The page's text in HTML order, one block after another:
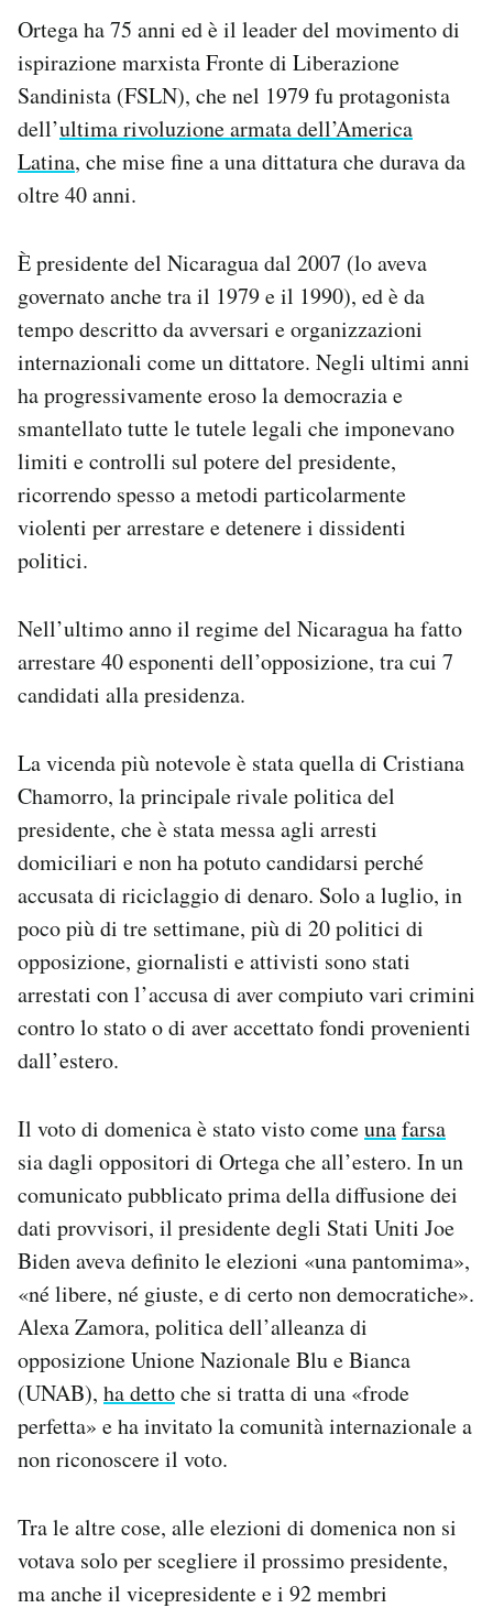
Ortega ha 75 anni ed è il leader del movimento di
ispirazione marxista Fronte di Liberazione
Sandinista (FSLN), che nel 1979 fu protagonista
dell’ultima rivoluzione armata dell’America
Latina, che mise fine a una dittatura che durava da
oltre 40 anni.
È presidente del Nicaragua dal 2007 (lo aveva
governato anche tra il 1979 e il 1990), ed è da
tempo descritto da avversari e organizzazioni
internazionali come un dittatore. Negli ultimi anni
ha progressivamente eroso la democrazia e
smantellato tutte le tutele legali che imponevano
limiti e controlli sul potere del presidente,
ricorrendo spesso a metodi particolarmente
violenti per arrestare e detenere i dissidenti
politici.
Nell’ultimo anno il regime del Nicaragua ha fatto
arrestare 40 esponenti dell’opposizione, tra cui 7
candidati alla presidenza.
La vicenda più notevole è stata quella di Cristiana
Chamorro, la principale rivale politica del
presidente, che è stata messa agli arresti
domiciliari e non ha potuto candidarsi perché
accusata di riciclaggio di denaro. Solo a luglio, in
poco più di tre settimane, più di 20 politici di
opposizione, giornalisti e attivisti sono stati
arrestati con l’accusa di aver compiuto vari crimini
contro lo stato o di aver accettato fondi provenienti
dall’estero.
Il voto di domenica è stato visto comeunafarsa
sia dagli oppositori di Ortega che all’estero. In un
comunicato pubblicato prima della diffusione dei
dati provvisori, il presidente degli Stati Uniti Joe
Biden aveva definito le elezioni «una pantomima»,
«né libere, né giuste, e di certo non democratiche».
Alexa Zamora, politica dell’alleanza di
opposizione Unione Nazionale Blu e Bianca
(UNAB), ha dettoche si tratta di una «frode
perfetta» e ha invitato la comunità internazionale a
non riconoscere il voto.
Tra le altre cose, alle elezioni di domenica non si
votava solo per scegliere il prossimo presidente,
ma anche il vicepresidente e i 92 membri